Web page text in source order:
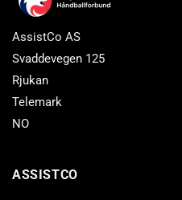
AssistCo AS
Svaddevegen 125
Rjukan
Telemark
NO
ASSISTCO